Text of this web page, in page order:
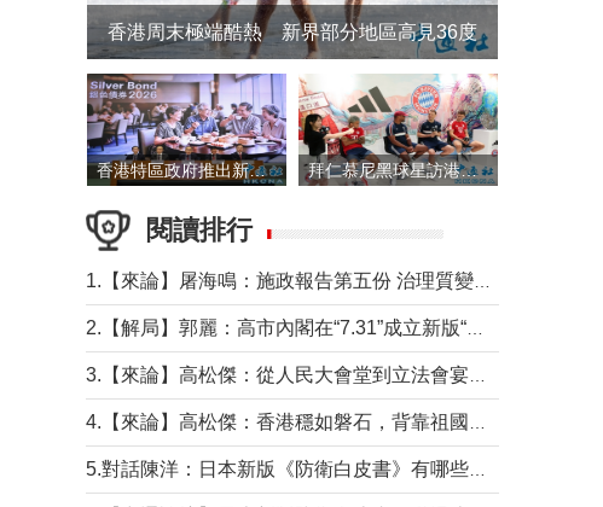
香港周末極端酷熱 新界部分地區高見36度
香港特區政府推出新一批銀色債券 每手1萬元保底息4.25厘 拜仁慕尼黑球星訪港 與球迷近距離互動
閱讀排行